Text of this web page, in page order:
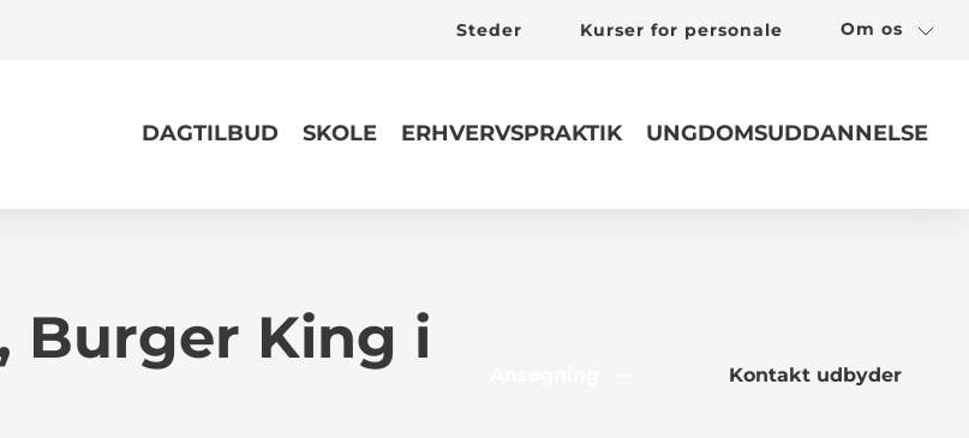
Steder Kurser for personale Om os
DAGTILBUD SKOLE ERHVERVSPRAKTIK UNGDOMSUDDANNELSE
Burger King i
Kontakt udbyder